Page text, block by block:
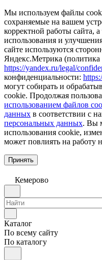
Мы используем файлы
сохраняемые на вашем
корректной работы сайта,
использования и
сайте используются
Яндекс.Метрика
https://yandex.ru/legal/
конфиденциальности:
могут собирать и
cookie. Продолжая
использованием файлов
данных в соответствии с
персональных данных. Вы
использования cookie,
может повлиять на работу
Принять
Кемерово
Каталог
По всему сайту
По каталогу